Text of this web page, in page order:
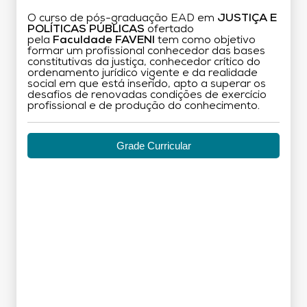
O curso de pós-graduação EAD em JUSTIÇA E
POLÍTICAS PÚBLICAS ofertado
pela Faculdade FAVENI
tem como objetivo
formar um profissional conhecedor das bases
constitutivas da justiça, conhecedor crítico do
ordenamento jurídico vigente e da realidade
social em que está inserido, apto a superar os
desafios de renovadas condições de exercício
profissional e de produção do conhecimento.
Grade Curricular